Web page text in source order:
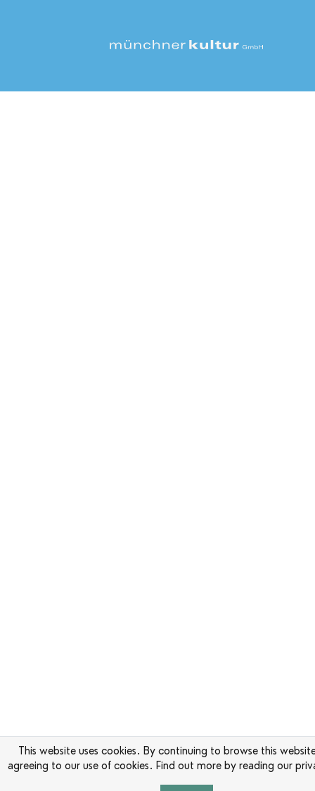
This website uses cookies. By continuing to browse this
agreeing to our use of cookies. Find out more by reading our